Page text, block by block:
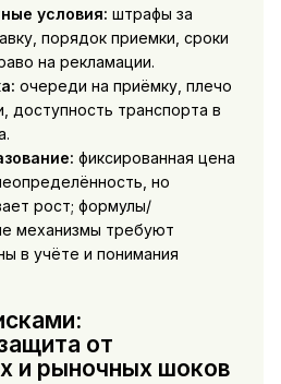
условия: штрафы за
порядок приемки, сроки
на рекламации.
очереди на приёмку, плечо
доступность транспорта в
фиксированная цена
но
рост; формулы/
механизмы требуют
в учёте и понимания
от
и рыночных шоков